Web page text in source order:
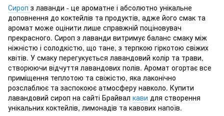
Сироп з лаванди - це ароматне і абсолютно унікальне
доповнення до коктейлів та продуктів, адже його смак та
аромат може оцінити лише справжній поціновувач
прекрасного. Сироп з лаванди витримує баланс смаку між
ніжністю і солодкістю, що тане, з терпкою гіркотою свіжих
квітів. У смаку перегукується лавандовий колір та трави,
створюючи відчуття лавандових полів. Аромат огортає все
приміщення теплотою та свіжістю, яка лаконічно
розслаблює та заспокоює атмосферу навколо. Купити
лавандовий сироп на сайті Брайвал кави для створення
унікальних коктейлів, лимонадів та кавових напоїв.